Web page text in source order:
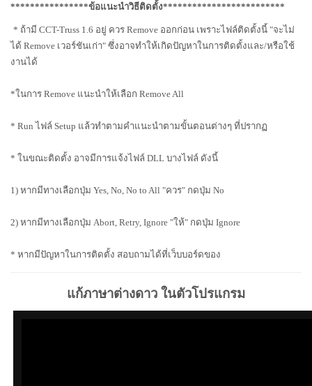
****************ข้อแนะนำวิธีติดตั้ง*************************
* ถ้ามี CCT-Truss 1.6 อยู่ ควร Remove ออกก่อน เพราะไฟล์ติดตั้งนี้ "จะไม่
ได้ Remove เวอร์ชันเก่า" ซึ่งอาจทำให้เกิดปัญหาในการติดตั้งและ/หรือใช้
งานได้
*ในการ Remove แนะนำให้เลือก Remove All
* Run ไฟล์ Setup แล้วทำตามคำแนะนำตามขั้นตอนต่างๆ ที่ปรากฏ
* ในขณะติดตั้ง อาจมีการแจ้งไฟล์ DLL บางไฟล์ ดังนี้
1) หากมีทางเลือกปุ่ม Yes, No, No to All "ควร" กดปุ่ม No
2) หากมีทางเลือกปุ่ม Abort, Retry, Ignore "ให้" กดปุ่ม Ignore
* หากมีปัญหาในการติดตั้ง สอบถามได้ที่เว็บบอร์ดของ
แก้ภาษาต่างดาว ในตัวโปรแกรม